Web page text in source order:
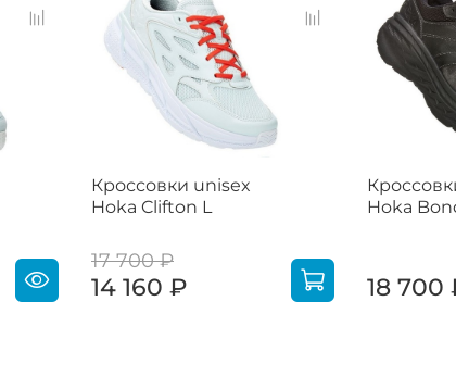
Кроссовки unisex
Hoka Clifton L
17 700 ₽
14 160 ₽
Hoka
18 700